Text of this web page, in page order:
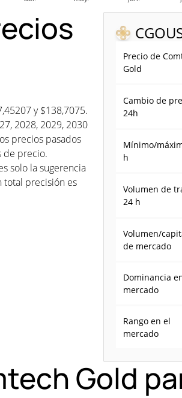
CGO
Precio de
Gold
Cambio de
24h
Mínimo/
h
Volumen de
24 h
Volumen/
de mercado
Dominancia
mercado
Rango en el
mercado
y $138,7075.
2028, 2029, 2030
precios pasados
de precio.
solo la sugerencia
total precisión es
Gold